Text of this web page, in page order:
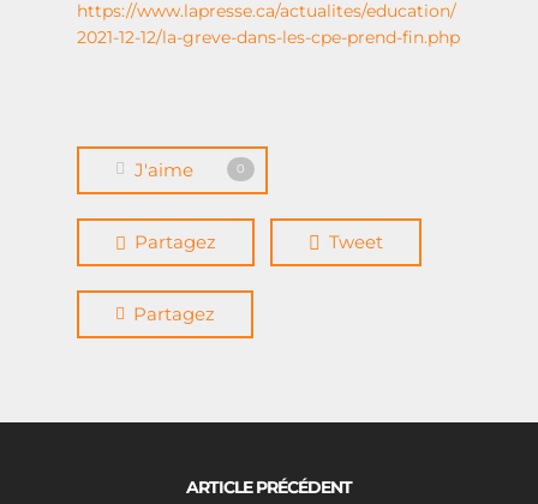
https://www.lapresse.ca/actualites/education/
2021-12-12/la-greve-dans-les-cpe-prend-fin.php
J'aime 0
Partagez Tweet
Partagez
ARTICLE PRÉCÉDENT
Accueil
Demande de
financier